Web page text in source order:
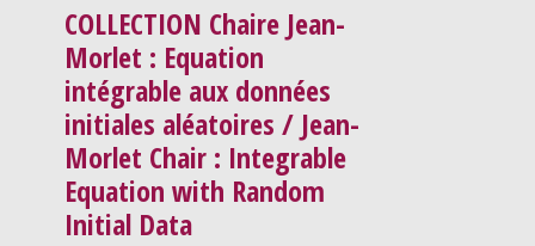
COLLECTION Chaire Jean-
Morlet : Equation
intégrable aux données
initiales aléatoires / Jean-
Morlet Chair : Integrable
Equation with Random
Initial Data